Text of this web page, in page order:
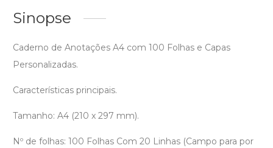
Sinopse
Caderno de Anotações A4 com 100 Folhas e Capas
Personalizadas.
Características principais.
Tamanho: A4 (210 x 297 mm).
Nº de folhas: 100 Folhas Com 20 Linhas (Campo para por